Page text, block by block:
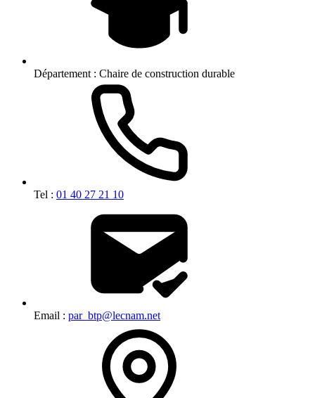
Département : Chaire de construction durable
Tel : 01 40 27 21 10
Email : par_btp@lecnam.net